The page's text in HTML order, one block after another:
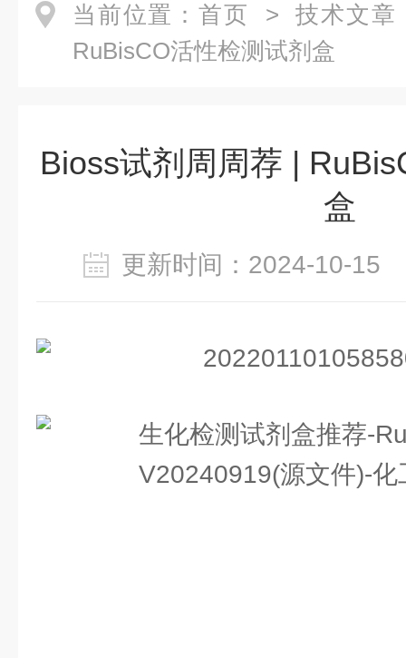
当前位置： 首页 > 技术文章
RuBisCO活性检测试剂盒
Bioss试剂周周荐 |
盒
更新时间：2024-10-